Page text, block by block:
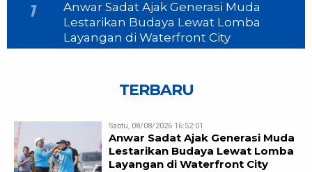
1
Anwar Sadat Ajak Generasi Muda
Lestarikan Budaya Lewat Lomba
Layangan di Waterfront City
TERBARU
Sabtu, 08/08/2026 16:52:01
Anwar Sadat Ajak Generasi Muda
Lestarikan Budaya Lewat Lomba
Layangan di Waterfront City